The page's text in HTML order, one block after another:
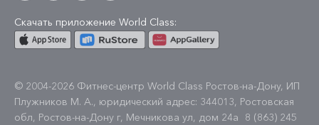
Скачать приложение World Class:
© 2004-2026 Фитнес-центр World Class Ростов-на-Дону, ИП
Плужников М. А., юридический адрес: 344013, Ростовская
обл, Ростов-на-Дону г, Мечникова ул, дом 24а
8 (863) 245